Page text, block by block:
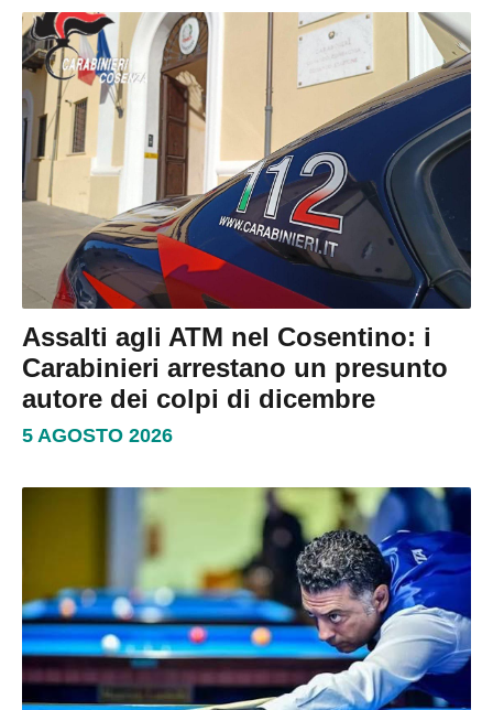
Assalti agli ATM nel Cosentino: i
Carabinieri arrestano un presunto
autore dei colpi di dicembre
5 AGOSTO 2026